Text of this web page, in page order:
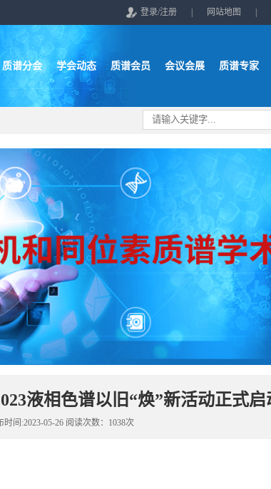
登录/注册 网站地图
质谱分会 学会动态 质谱会员 会议会展 质谱专家
液相色谱以旧“焕”新活动正式启
时间:2023-05-26 阅读次数：1038次